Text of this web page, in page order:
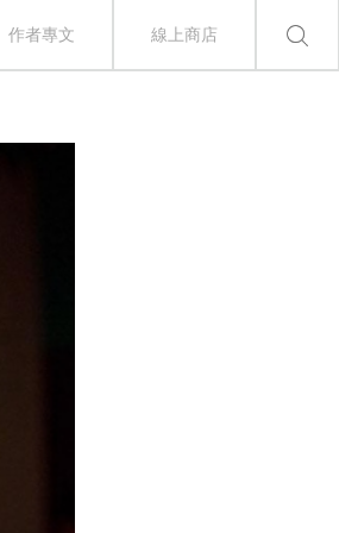
作者專文 線上商店